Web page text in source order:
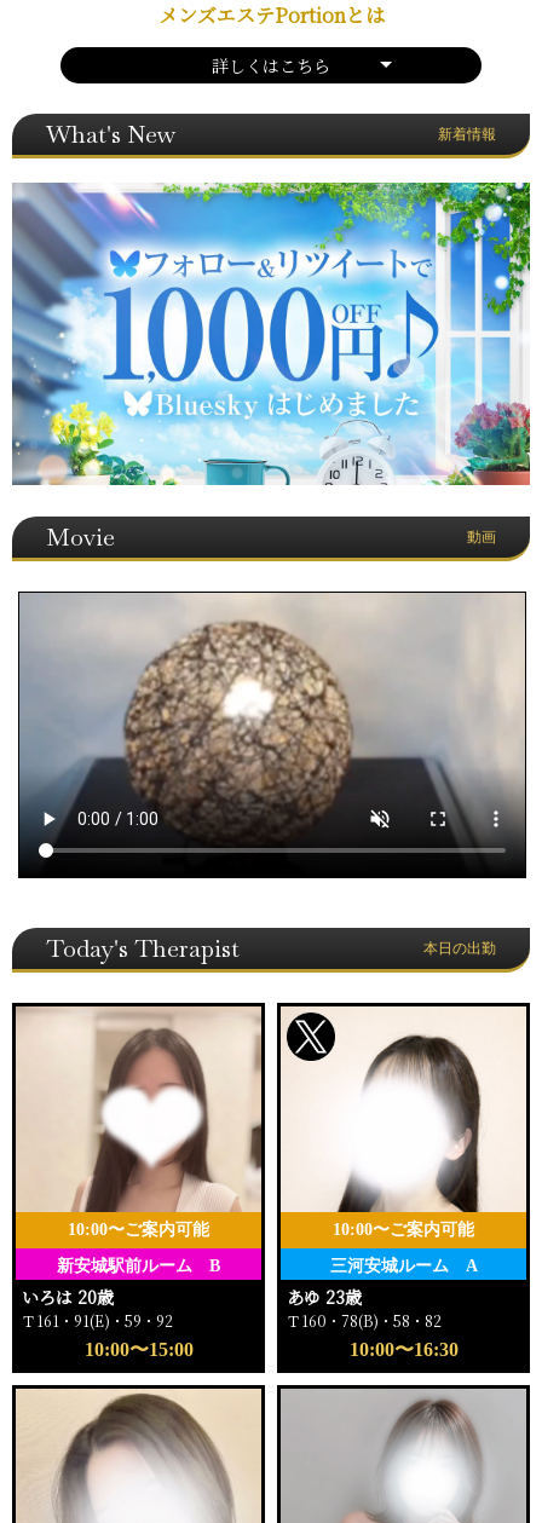
メンズエステPortionとは
詳しくはこちら
What's New 新着情報
Movie 動画
Today's Therapist 本日の出勤
新安城駅前ルーム B
10:00〜ご案内可能
いろは 20歳
Ｔ161・91(E)・59・92
10:00〜15:00
三河安城ルーム A
10:00〜ご案内可能
あゆ 23歳
Ｔ160・78(B)・58・82
10:00〜16:30